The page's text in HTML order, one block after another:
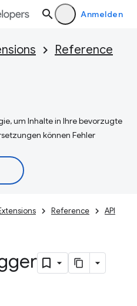
Anmelden
Reference
um Inhalte in Ihre bevorzugte
können Fehler
Reference API